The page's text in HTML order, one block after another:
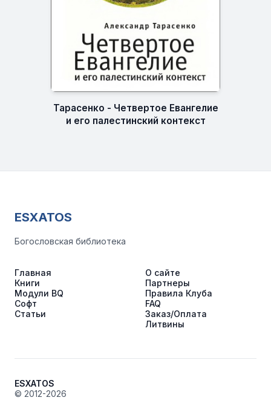
Тарасенко - Четвертое Евангелие
и его палестинский контекст
ESXATOS
Богословская библиотека
Главная
Книги
Модули BQ
Софт
Статьи
О сайте
Партнеры
Правила Клуба
FAQ
Заказ/Оплата
Литвины
ESXATOS
© 2012-2026